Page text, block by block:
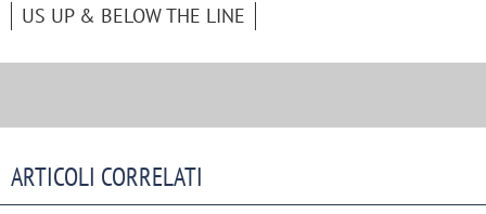
US UP & BELOW THE LINE
ARTICOLI CORRELATI